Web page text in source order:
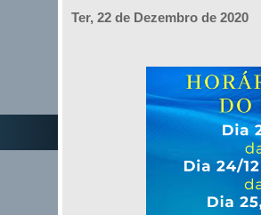
Ter, 22 de Dezembro de 2020